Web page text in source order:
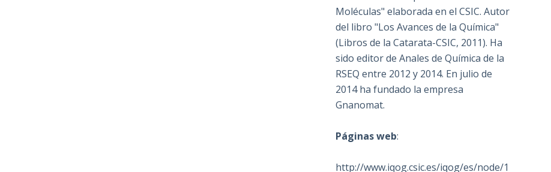
Moléculas" elaborada en el CSIC. Autor
del libro "Los Avances de la Química"
(Libros de la Catarata-CSIC, 2011). Ha
sido editor de Anales de Química de la
RSEQ entre 2012 y 2014. En julio de
2014 ha fundado la empresa
Gnanomat.
Páginas web:
http://www.iqog.csic.es/iqog/es/node/1